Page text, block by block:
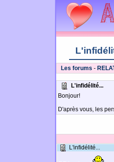
Les forums -
L'infidélité...
Bonjour!
D'après vous, les
L'infidélité...